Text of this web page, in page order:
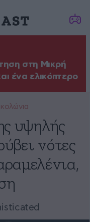
στη Μικρή
ένα ελικόπτερο
υψηλής
νότες